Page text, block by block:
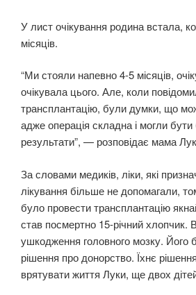
У лист очікування родина встала,
місяців.
“Ми стояли напевно 4-5 місяців,
очікувала цього. Але, коли
трансплантацію, були думки, що
адже операція складна і могли бути
результати”, — розповідає мама
За словами медиків, ліки, які
лікування більше не допомагали,
було провести трансплантацію
став посмертно 15-річний хлопчик.
ушкодження головного мозку. Його
рішення про донорство. Їхнє
врятувати життя Луки, ще двох